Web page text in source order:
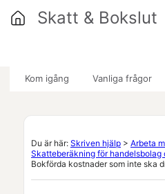
Kom igång Vanliga frågor
Skatt & Bokslut
Du är här: Skriven hjälp > Arbeta
Skatteberäkning för handelsbolag
Bokförda kostnader som inte ska